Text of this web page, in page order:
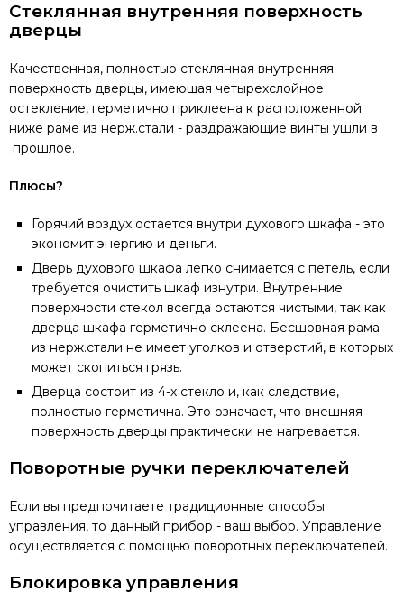
Стеклянная внутренняя поверхность
дверцы
Качественная, полностью стеклянная внутренняя
поверхность дверцы, имеющая четырехслойное
остекление, герметично приклеена к расположенной
ниже раме из нерж.стали - раздражающие винты ушли в
прошлое.
Плюсы?
Горячий воздух остается внутри духового шкафа - это
экономит энергию и деньги.
Дверь духового шкафа легко снимается с петель, если
требуется очистить шкаф изнутри. Внутренние
поверхности стекол всегда остаются чистыми, так как
дверца шкафа герметично склеена. Бесшовная рама
из нерж.стали не имеет уголков и отверстий, в которых
может скопиться грязь.
Дверца состоит из 4-х стекло и, как следствие,
полностью герметична. Это означает, что внешняя
поверхность дверцы практически не нагревается.
Поворотные ручки переключателей
Если вы предпочитаете традиционные способы
управления, то данный прибор - ваш выбор. Управление
осуществляется с помощью поворотных переключателей.
Блокировка управления